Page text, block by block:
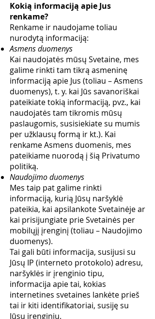
Kokią informaciją apie Jus
renkame?
Renkame ir naudojame toliau
nurodytą informaciją:
Asmens duomenys
Kai naudojatės mūsų Svetaine, mes
galime rinkti tam tikrą asmeninę
informaciją apie Jus (toliau – Asmens
duomenys), t. y. kai Jūs savanoriškai
pateikiate tokią informaciją, pvz., kai
naudojatės tam tikromis mūsų
paslaugomis, susisiekiate su mumis
per užklausų formą ir kt.). Kai
renkame Asmens duomenis, mes
pateikiame nuorodą į šią Privatumo
politiką.
Naudojimo duomenys
Mes taip pat galime rinkti
informaciją, kurią Jūsų naršyklė
pateikia, kai apsilankote Svetainėje ar
kai prisijungiate prie Svetainės per
mobilųjį įrenginį (toliau – Naudojimo
duomenys).
Tai gali būti informacija, susijusi su
Jūsų IP (interneto protokolo) adresu,
naršyklės ir įrenginio tipu,
informacija apie tai, kokias
internetines svetaines lankėte prieš
tai ir kiti identifikatoriai, susiję su
Jūsų įrenginiu.